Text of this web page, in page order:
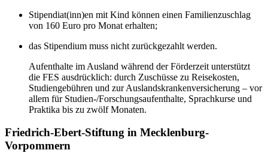
Stipendiat(inn)en mit Kind können einen Familienzuschlag
von 160 Euro pro Monat erhalten;
das Stipendium muss nicht zurückgezahlt werden.
Aufenthalte im Ausland während der Förderzeit unterstützt
die FES ausdrücklich: durch Zuschüsse zu Reisekosten,
Studiengebühren und zur Auslandskrankenversicherung – vor
allem für Studien-/Forschungsaufenthalte, Sprachkurse und
Praktika bis zu zwölf Monaten.
Friedrich-Ebert-Stiftung in Mecklenburg-
Vorpommern